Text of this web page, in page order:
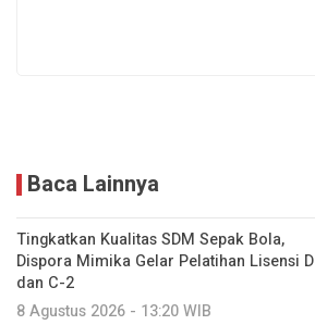
Baca Lainnya
Tingkatkan Kualitas SDM Sepak Bola,
Dispora Mimika Gelar Pelatihan Lisensi D
dan C-2
8 Agustus 2026 - 13:20 WIB